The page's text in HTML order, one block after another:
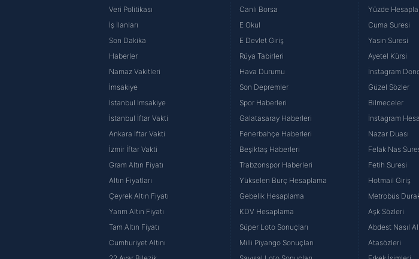
Veri Politikası
İş İlanları
Son Dakika
Haberler
Namaz Vakitleri
İmsakiye
İstanbul İmsakiye
İstanbul İftar Vakti
Ankara İftar Vakti
İzmir İftar Vakti
Gram Altın Fiyatı
Altın Fiyatları
Çeyrek Altın Fiyatı
Yarım Altın Fiyatı
Tam Altın Fiyatı
Cumhuriyet Altını
Canlı Borsa
E Okul
E Devlet Giriş
Rüya Tabirleri
Hava Durumu
Son Depremler
Spor Haberleri
Galatasaray Haberleri
Fenerbahçe Haberleri
Beşiktaş Haberleri
Trabzonspor Haberleri
Yükselen Burç Hesaplama
Gebelik Hesaplama
KDV Hesaplama
Süper Loto Sonuçları
Milli Piyango Sonuçları
Yüzde
Cuma Suresi
Yasin Suresi
Ayetel Kürsi
İnstagram
Güzel Sözler
Bilmeceler
İnstagram
Nazar Duası
Felak Nas
Fetih Suresi
Hotmail Giriş
Metrobüs
Aşk Sözleri
Abdest Nasıl
Atasözleri